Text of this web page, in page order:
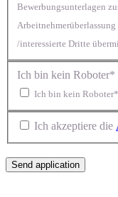
Bewerbungsunterlagen
/interessierte Dritte
Ich bin kein Roboter*
Ich bin kein Roboter*
Ich akzeptiere die